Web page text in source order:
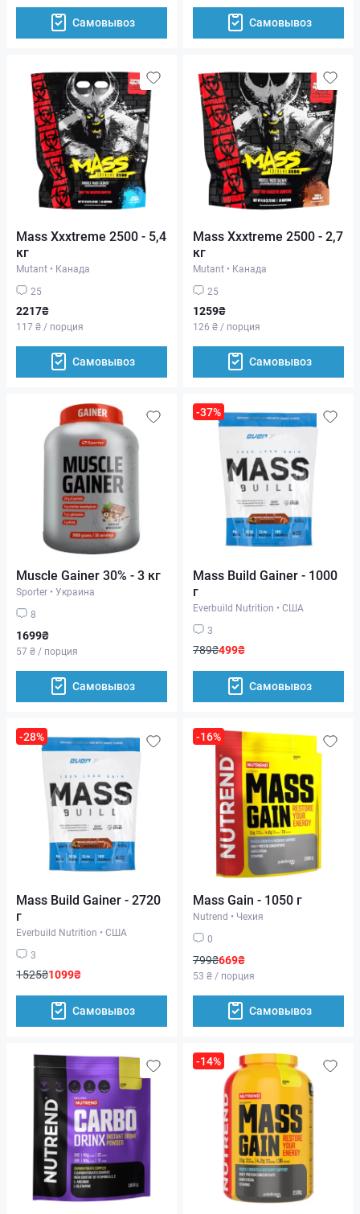
Самовывоз Самовывоз
Mass Xxxtreme 2500 - 5,4
кг
Mutant • Канада
25
2217₴
117 ₴ / порция
Самовывоз
Mass Xxxtreme 2500 - 2,7
кг
Mutant • Канада
25
1259₴
126 ₴ / порция
Самовывоз
Muscle Gainer 30% - 3 кг
Sporter • Украина
8
1699₴
57 ₴ / порция
Самовывоз
-37%
Mass Build Gainer - 1000
г
Everbuild Nutrition • США
3
789₴499₴
Самовывоз
-28%
Mass Build Gainer - 2720
г
Everbuild Nutrition • США
3
1525₴1099₴
Самовывоз
-16%
Mass Gain - 1050 г
Nutrend • Чехия
0
799₴669₴
53 ₴ / порция
Самовывоз
-14%